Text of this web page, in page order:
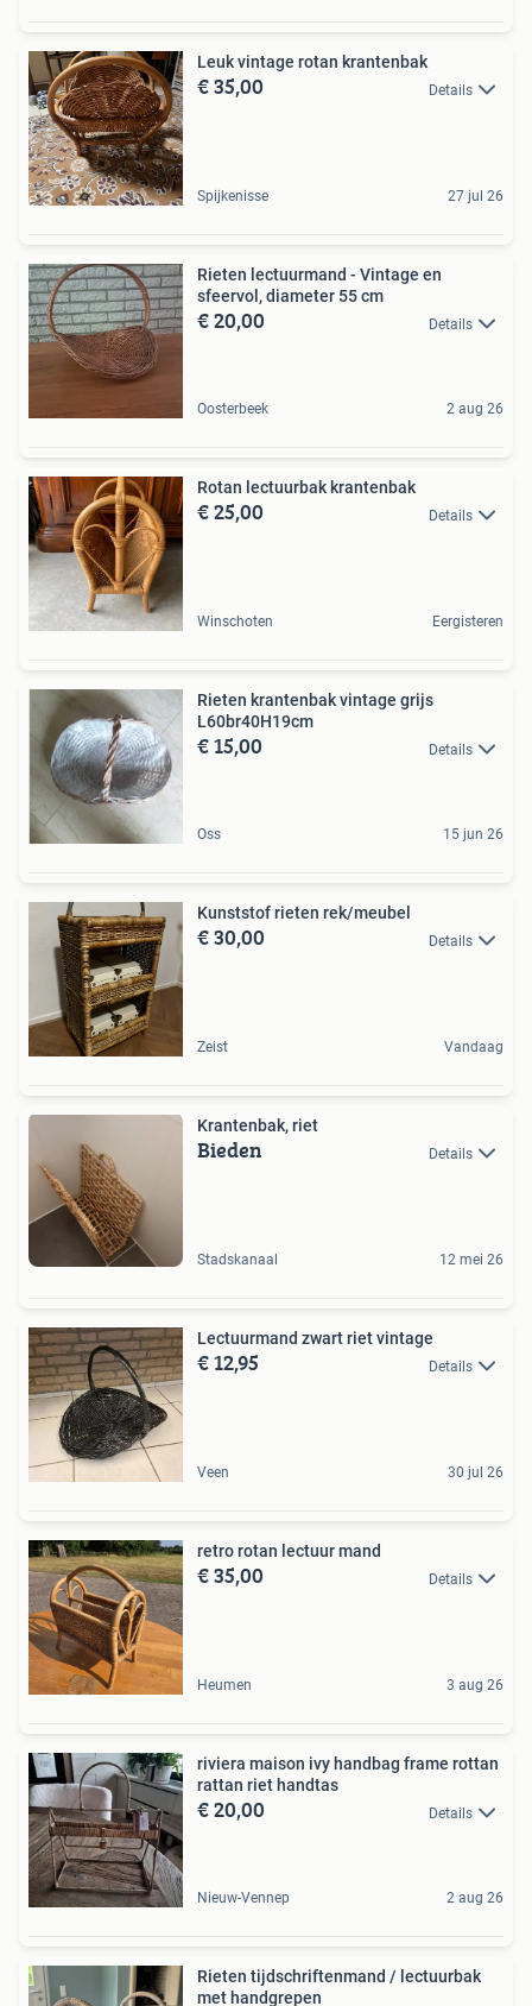
Leuk vintage rotan krantenbak
€ 35,00 Details
Spijkenisse 27 jul 26
Rieten lectuurmand - Vintage en
sfeervol, diameter 55 cm
€ 20,00 Details
Oosterbeek 2 aug 26
Rotan lectuurbak krantenbak
€ 25,00 Details
Winschoten Eergisteren
Rieten krantenbak vintage grijs
L60br40H19cm
€ 15,00 Details
Oss 15 jun 26
Kunststof rieten rek/meubel
€ 30,00 Details
Zeist Vandaag
Krantenbak, riet
Bieden Details
Stadskanaal 12 mei 26
Lectuurmand zwart riet vintage
€ 12,95 Details
Veen 30 jul 26
retro rotan lectuur mand
€ 35,00 Details
Heumen 3 aug 26
riviera maison ivy handbag frame rottan
rattan riet handtas
€ 20,00 Details
Nieuw-Vennep 2 aug 26
Rieten tijdschriftenmand / lectuurbak
met handgrepen